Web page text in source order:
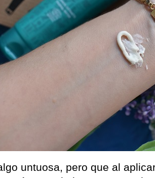
untuosa, pero que al